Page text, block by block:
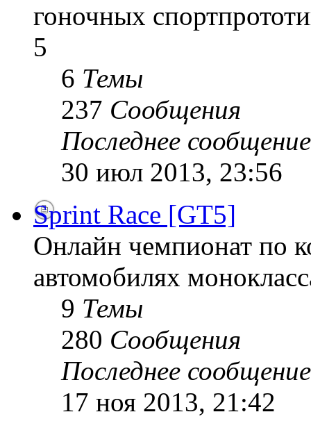
гоночных
5
6 Темы
237 Сообщения
Последнее сообщение
30 июл 2013, 23:56
Sprint Race [GT5]
Онлайн чемпионат по
автомобилях
9 Темы
280 Сообщения
Последнее сообщение
17 ноя 2013, 21:42